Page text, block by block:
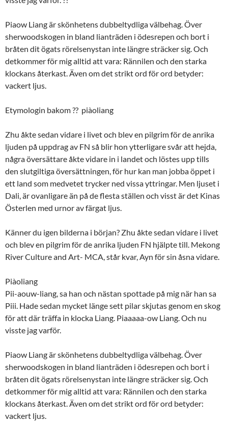
Piaow Liang är skönhetens dubbeltydliga välbehag. Över
sherwoodskogen in bland lianträden i ödesrepen och bort i
bråten dit ögats rörelsenystan inte längre sträcker sig. Och
detkommer för mig alltid att vara: Rännilen och den starka
klockans återkast. Även om det strikt ord för ord betyder:
vackert ljus.
Etymologin bakom ?? piàoliang
Zhu åkte sedan vidare i livet och blev en pilgrim för de anrika
ljuden på uppdrag av FN så blir hon ytterligare svår att hejda,
några översättare åkte vidare in i landet och löstes upp tills
den slutgiltiga översättningen, för hur kan man jobba öppet i
ett land som medvetet trycker ned vissa yttringar. Men ljuset i
Dali, är ovanligare än på de flesta ställen och visst är det Kinas
Österlen med urnor av färgat ljus.
Känner du igen bilderna i början? Zhu åkte sedan vidare i livet
och blev en pilgrim för de anrika ljuden FN hjälpte till. Mekong
River Culture and Art- MCA, står kvar, Ayn för sin åsna vidare.
Piàoliang
Pii-aouw-liang, sa han och nästan spottade på mig när han sa
Piii. Hade sedan mycket länge sett pilar skjutas genom en skog
för att där träffa in klocka Liang. Piaaaaa-ow Liang. Och nu
visste jag varför.
Piaow Liang är skönhetens dubbeltydliga välbehag. Över
sherwoodskogen in bland lianträden i ödesrepen och bort i
bråten dit ögats rörelsenystan inte längre sträcker sig. Och
detkommer för mig alltid att vara: Rännilen och den starka
klockans återkast. Även om det strikt ord för ord betyder:
vackert ljus.